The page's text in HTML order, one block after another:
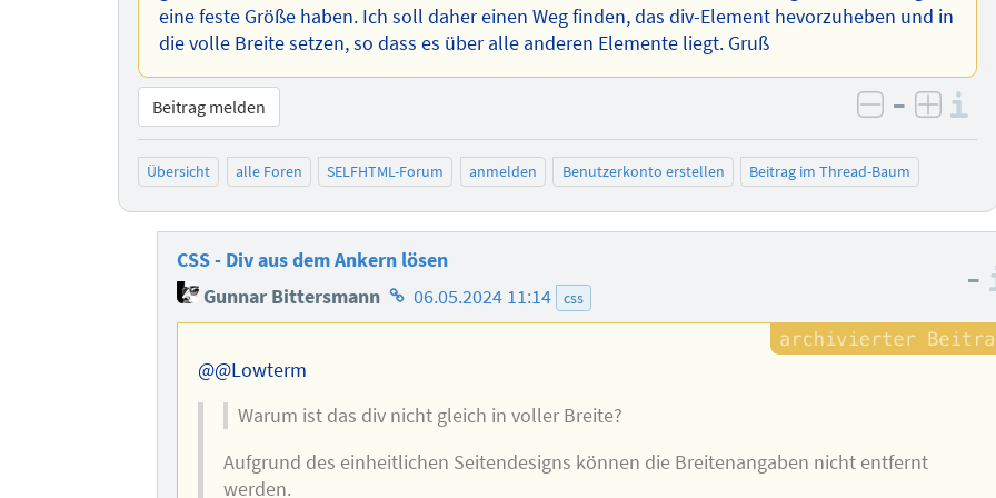
eine feste Größe haben. Ich soll daher einen Weg finden, das div-Element hevorzuheben und in
die volle Breite setzen, so dass es über alle anderen Elemente liegt. Gruß
Beitrag melden negativ
–
Übersicht alle Foren SELFHTML-Forum anmelden Benutzerkonto erstellen Beitrag im Thread-Baum
CSS - Div aus dem Ankern lösen
Gunnar Bittersmann Homepage
des
06.05.2024 11:14 css
–
@@Lowterm
Warum ist das div nicht gleich in voller Breite?
Aufgrund des einheitlichen Seitendesigns können die Breitenangaben nicht entfernt
werden.